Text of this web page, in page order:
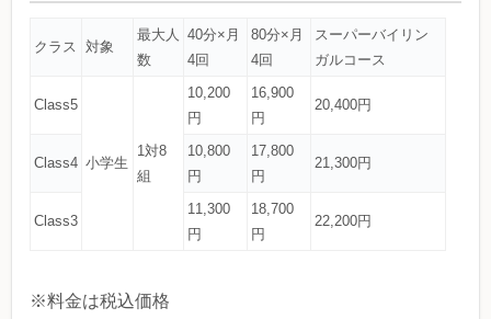
クラス 対象
最大人
数
40分×月
4回
80分×月
4回
スーパーバイリン
ガルコース
Class5
小学生
1対8
組
10,200
円
16,900
円
20,400円
Class4
10,800
円
17,800
円
21,300円
Class3
11,300
円
18,700
円
22,200円
※料金は税込価格